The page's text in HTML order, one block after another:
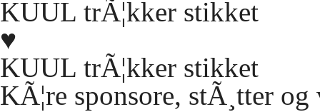
KUUL trÃ¦kker stikket
♥
KUUL trÃ¦kker stikket
KÃ¦re sponsore, stÃ¸tter